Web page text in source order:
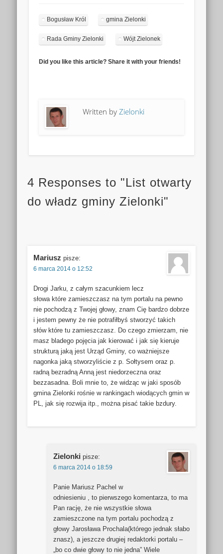
Bogusław Król gmina Zielonki
Rada Gminy Zielonki Wójt Zielonek
Did you like this article? Share it with your friends!
Written by Zielonki
4 Responses to "List otwarty
do władz gminy Zielonki"
Mariusz pisze:
6 marca 2014 o 12:52
Drogi Jarku, z całym szacunkiem lecz
słowa które zamieszczasz na tym portalu na pewno
nie pochodzą z Twojej głowy, znam Cię bardzo dobrze
i jestem pewny że nie potrafiłbyś stworzyć takich
słów które tu zamieszczasz. Do czego zmierzam, nie
masz bladego pojęcia jak kierować i jak się kieruje
strukturą jaką jest Urząd Gminy, co ważniejsze
nagonka jaką stworzyliście z p. Sołtysem oraz p.
radną bezradną Anną jest niedorzeczna oraz
bezzasadna. Boli mnie to, że widząc w jaki sposób
gmina Zielonki rośnie w rankingach wiodących gmin w
PL, jak się rozwija itp., można pisać takie bzdury.
Zielonki pisze:
6 marca 2014 o 18:59
Panie Mariusz Pachel w
odniesieniu , to pierwszego komentarza, to ma
Pan rację, że nie wszystkie słowa
zamieszczone na tym portalu pochodzą z
głowy Jarosława Prochala(którego jednak słabo
znasz), a jeszcze drugiej redaktorki portalu –
„bo co dwie głowy to nie jedna” Wiele